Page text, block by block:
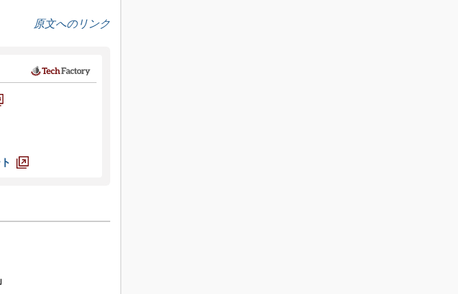
原文へのリンク